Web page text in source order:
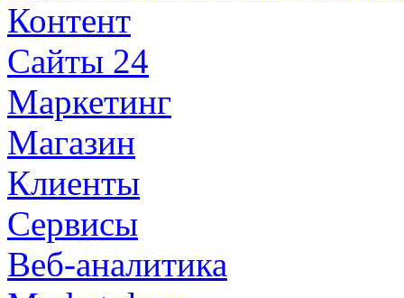
Контент
Сайты 24
Маркетинг
Магазин
Клиенты
Сервисы
Веб-аналитика